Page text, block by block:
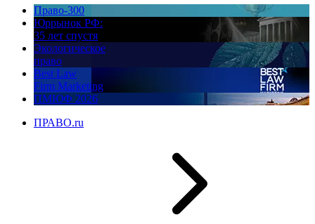
Право-300
Юррынок РФ:
35 лет спустя
Экологическое
право
Best Law
Firm Marketing
ПМЮФ 2026
ПРАВО.ru